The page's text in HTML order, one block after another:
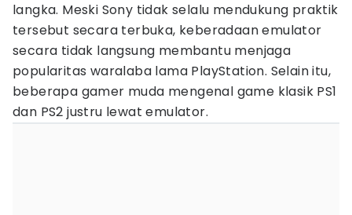
langka. Meski Sony tidak selalu mendukung praktik
tersebut secara terbuka, keberadaan emulator
secara tidak langsung membantu menjaga
popularitas waralaba lama PlayStation. Selain itu,
beberapa gamer muda mengenal game klasik PS1
dan PS2 justru lewat emulator.